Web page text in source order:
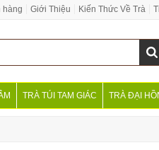
hàng Giới Thiệu Kiến Thức Về Trà
TRÀ TÚI TAM GIÁC TRÀ ĐẠI